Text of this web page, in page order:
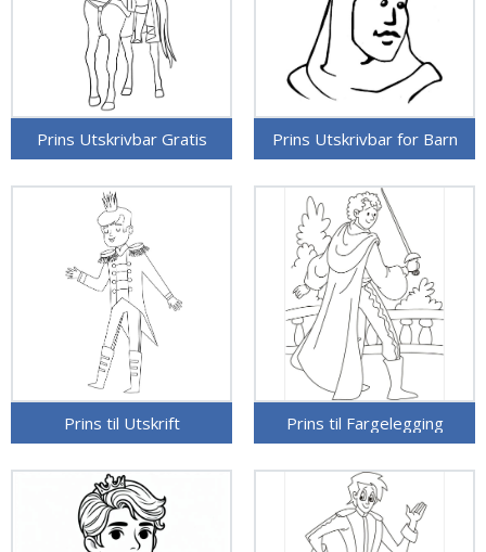
Prins Utskrivbar Gratis Prins Utskrivbar for Barn
Prins til Utskrift Prins til Fargelegging